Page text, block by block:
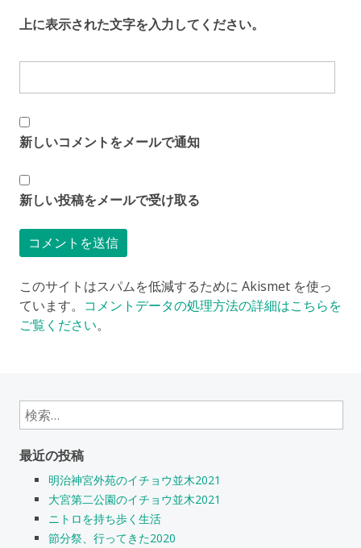
上に表示された文字を入力してください。
新しいコメントをメールで通知
新しい投稿をメールで受け取る
このサイトはスパムを低減するために Akismet を使っ
ています。 コメントデータの処理方法の詳細はこちらを
ご覧ください。
検
索:
最近の投稿
明治神宮外苑のイチョウ並木2021
大宮第二公園のイチョウ並木2021
ニトロを持ち歩く生活
節分祭、行ってきた2020